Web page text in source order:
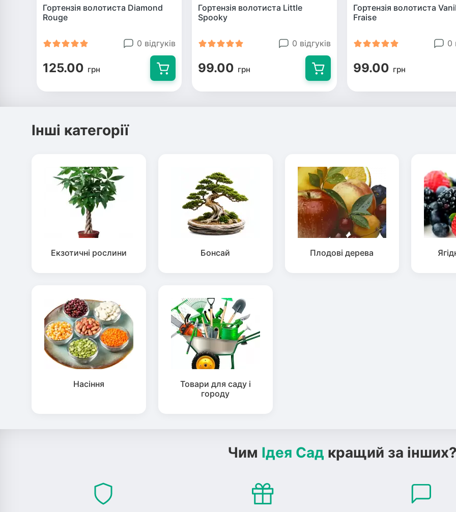
Гортензія волотиста Diamond
Rouge
0 відгуків
125.00 грн
Гортензія волотиста Little
Spoоky
0 відгуків
99.00 грн
Гортензія волотиста
Fraise
0
99.00 грн
Інші категорії
Екзотичні рослини Бонсай Плодові дерева
Насіння
Товари для саду і
городу
Чим Ідея Сад кращий за